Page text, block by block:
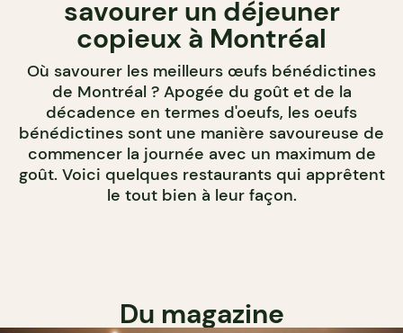
savourer un déjeuner
copieux à Montréal
Où savourer les meilleurs œufs bénédictines
de Montréal ? Apogée du goût et de la
décadence en termes d'oeufs, les oeufs
bénédictines sont une manière savoureuse de
commencer la journée avec un maximum de
goût. Voici quelques restaurants qui apprêtent
le tout bien à leur façon.
Du magazine